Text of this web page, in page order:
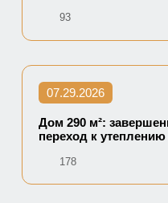
93
07.29.2026
Дом 290 м²:
переход к
178